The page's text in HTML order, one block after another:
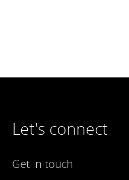
Let's connect
Get in touch